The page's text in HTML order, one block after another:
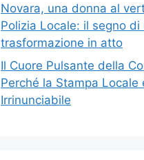
Novara, una donna al
Polizia Locale: il segno di
trasformazione in atto
Il Cuore Pulsante della
Perché la Stampa Locale
Irrinunciabile